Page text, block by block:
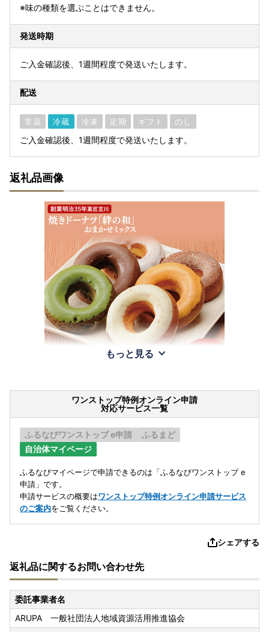
※味の種類を選ぶことはできません。
発送時期
ご入金確認後、1週間程度で発送いたします。
配送
常温 冷蔵 冷凍 定期 ギフト のし
ご入金確認後、1週間程度で発送いたします。
返礼品画像
もっと見る
ワンストップ特例オンライン申請
対応サービス一覧
ふるなびワンストップ e申請
ふるまど
自治体マイページ
ふるなびマイページで申請できるのは「ふるなびワンストップ e
申請」です。
申請サービスの概要はワンストップ特例オンライン申請サービス
のご案内をご覧ください。
シェアする
返礼品に関するお問い合わせ先
委託事業者名
ARUPA 一般社団法人地域資源活用推進協会